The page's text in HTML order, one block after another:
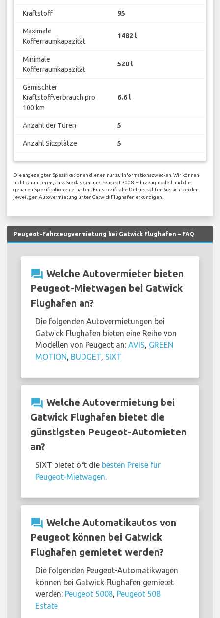
Kraftstoff 95
Maximale
Kofferraumkapazität
1482 l
Minimale
Kofferraumkapazität
520 l
Gemischter
Kraftstoffverbrauch pro
100 km
6.6 l
Anzahl der Türen 5
Anzahl Sitzplätze 5
Die angezeigten Spezifikationen dienen nur zu Informationszwecken. Wir können
nicht garantieren, dass Sie das genaue Peugeot 3008-Fahrzeugmodell und die
genauen Spezifikationen erhalten. Für spezifische Details sollten Sie sich bei der
jeweiligen Autovermietung unter Gatwick Flughafen erkundigen.
Peugeot-Fahrzeugvermietung bei Gatwick Flughafen – FAQ
question_answer Welche Autovermieter bieten
Peugeot-Mietwagen bei Gatwick
Flughafen an?
Die folgenden Autovermietungen bei
Gatwick Flughafen bieten eine Reihe von
Modellen von Peugeot an: AVIS, GREEN
MOTION, BUDGET, SIXT
question_answer Welche Autovermietung bei
Gatwick Flughafen bietet die
günstigsten Peugeot-Automieten
an?
SIXT bietet oft die besten Preise für
Peugeot-Mietwagen.
question_answer Welche Automatikautos von
Peugeot können bei Gatwick
Flughafen gemietet werden?
Die folgenden Peugeot-Automatikwagen
können bei Gatwick Flughafen gemietet
werden: Peugeot 5008, Peugeot 508
Estate